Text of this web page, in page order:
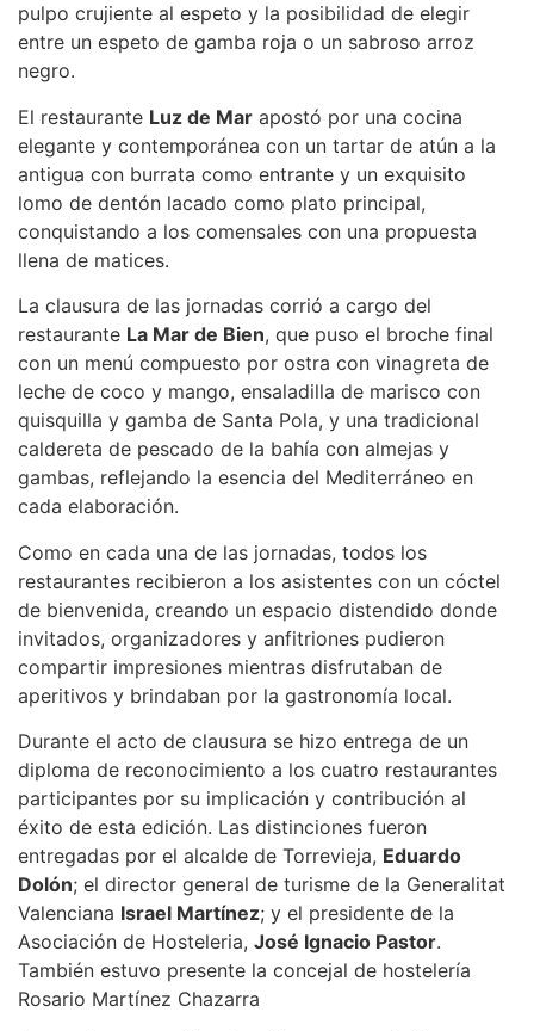
pulpo crujiente al espeto y la posibilidad de elegir
entre un espeto de gamba roja o un sabroso arroz
negro.
El restaurante Luz de Mar apostó por una cocina
elegante y contemporánea con un tartar de atún a la
antigua con burrata como entrante y un exquisito
lomo de dentón lacado como plato principal,
conquistando a los comensales con una propuesta
llena de matices.
La clausura de las jornadas corrió a cargo del
restaurante La Mar de Bien, que puso el broche final
con un menú compuesto por ostra con vinagreta de
leche de coco y mango, ensaladilla de marisco con
quisquilla y gamba de Santa Pola, y una tradicional
caldereta de pescado de la bahía con almejas y
gambas, reflejando la esencia del Mediterráneo en
cada elaboración.
Como en cada una de las jornadas, todos los
restaurantes recibieron a los asistentes con un cóctel
de bienvenida, creando un espacio distendido donde
invitados, organizadores y anfitriones pudieron
compartir impresiones mientras disfrutaban de
aperitivos y brindaban por la gastronomía local.
Durante el acto de clausura se hizo entrega de un
diploma de reconocimiento a los cuatro restaurantes
participantes por su implicación y contribución al
éxito de esta edición. Las distinciones fueron
entregadas por el alcalde de Torrevieja, Eduardo
Dolón; el director general de turisme de la Generalitat
Valenciana Israel Martínez; y el presidente de la
Asociación de Hosteleria, José Ignacio Pastor.
También estuvo presente la concejal de hostelería
Rosario Martínez Chazarra